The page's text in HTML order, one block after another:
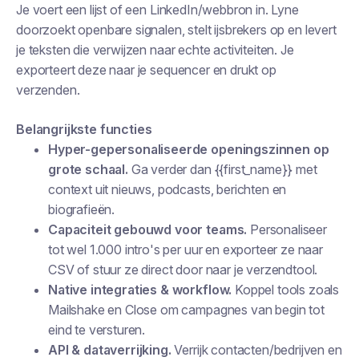
Je voert een lijst of een LinkedIn/webbron in. Lyne
doorzoekt openbare signalen, stelt ijsbrekers op en levert
je teksten die verwijzen naar echte activiteiten. Je
exporteert deze naar je sequencer en drukt op
verzenden.
Belangrijkste functies
Hyper-gepersonaliseerde openingszinnen op
grote schaal. Ga verder dan {{first_name}} met
context uit nieuws, podcasts, berichten en
biografieën.
Capaciteit gebouwd voor teams. Personaliseer
tot wel 1.000 intro's per uur en exporteer ze naar
CSV of stuur ze direct door naar je verzendtool.
Native integraties & workflow. Koppel tools zoals
Mailshake en Close om campagnes van begin tot
eind te versturen.
API & dataverrijking. Verrijk contacten/bedrijven en